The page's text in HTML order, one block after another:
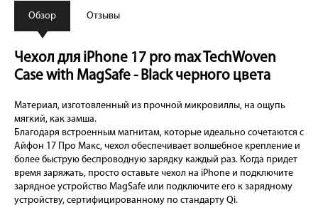
Обзор Отзывы
Чехол для iPhone 17 pro max TechWoven
Case with MagSafe - Black черного цвета
Материал, изготовленный из прочной микровиллы, на ощупь
мягкий, как замша.
Благодаря встроенным магнитам, которые идеально сочетаются с
Айфон 17 Про Макс, чехол обеспечивает волшебное крепление и
более быструю беспроводную зарядку каждый раз. Когда придет
время заряжать, просто оставьте чехол на iPhone и подключите
зарядное устройство MagSafe или подключите его к зарядному
устройству, сертифицированному по стандарту Qi.